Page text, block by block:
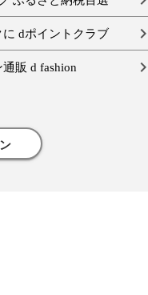
に dポイントクラブ
販 d fashion